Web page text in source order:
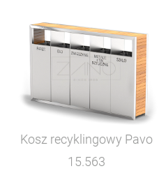
Kosz recyklingowy Pavo
15.563